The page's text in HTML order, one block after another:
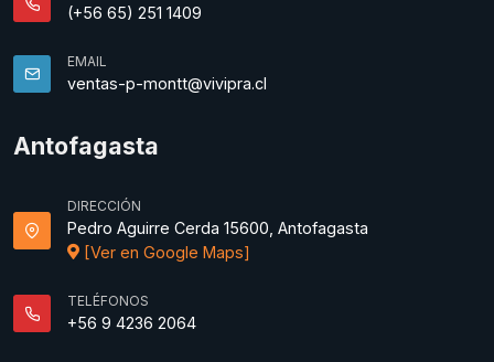
(+56 65) 251 1409
EMAIL
ventas-p-montt@vivipra.cl
Antofagasta
DIRECCIÓN
Pedro Aguirre Cerda 15600, Antofagasta
[Ver en Google Maps]
TELÉFONOS
+56 9 4236 2064